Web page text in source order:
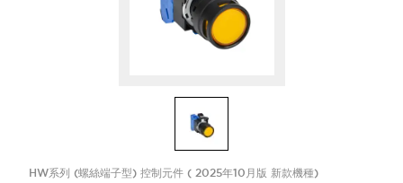
HW系列 (螺絲端子型) 控制元件 ( 2025年10月版 新款機種)